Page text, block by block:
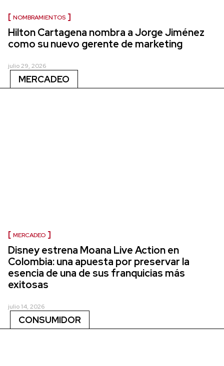
NOMBRAMIENTOS
Hilton Cartagena nombra a Jorge Jiménez
como su nuevo gerente de marketing
julio 29, 2026
MERCADEO
MERCADEO
Disney estrena Moana Live Action en
Colombia: una apuesta por preservar la
esencia de una de sus franquicias más
exitosas
julio 14, 2026
CONSUMIDOR